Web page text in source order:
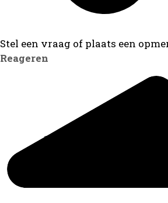
Stel een vraag of plaats een
Reageren